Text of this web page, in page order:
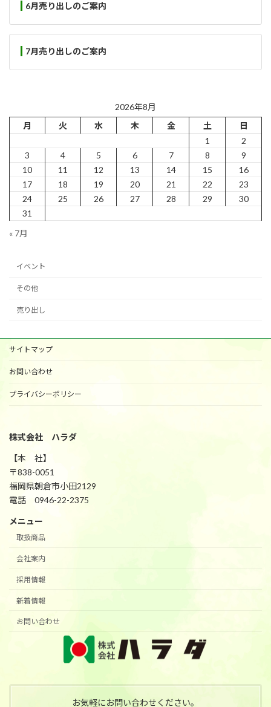
6月売り出しのご案内
7月売り出しのご案内
2026年8月
月
火 水 木 金 土
日
1
2
3
4 5 6 7 8
9
10
11 12 13 14 15
16
17
18 19 20 21 22
23
24
25 26 27 28 29
30
31
« 7月
イベント
その他
売り出し
サイトマップ
お問い合わせ
プライバシーポリシー
株式会社 ハラダ
【本 社】
〒838-0051
福岡県朝倉市小田2129
電話 0946-22-2375
メニュー
取扱商品
会社案内
採用情報
新着情報
お問い合わせ
お気軽にお問い合わせください。